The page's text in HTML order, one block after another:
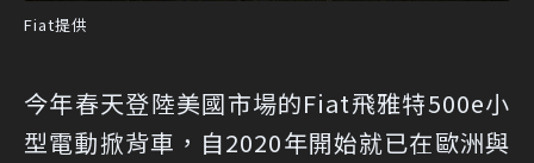
Fiat提供
今年春天登陸美國市場的Fiat飛雅特500e小
型電動掀背車，自2020年開始就已在歐洲與